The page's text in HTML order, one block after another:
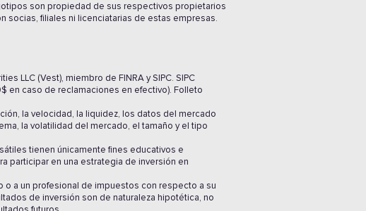
son propiedad de sus respectivos propietarios
socias, filiales ni licenciatarias de estas empresas.
LLC (Vest), miembro de FINRA y SIPC. SIPC
caso de reclamaciones en efectivo). Folleto
la velocidad, la liquidez, los datos del mercado
la volatilidad del mercado, el tamaño y el tipo
tienen únicamente fines educativos e
participar en una estrategia de inversión en
o a un profesional de impuestos con respecto a su
de inversión son de naturaleza hipotética, no